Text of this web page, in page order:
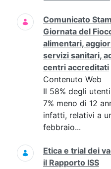
Comunicato
Giornata del
alimentari,
servizi sanitari,
centri accreditati
Contenuto Web
Il 58% degli
7% meno di 12
infatti, relativi a
febbraio...
Etica e trial dei
il Rapporto ISS